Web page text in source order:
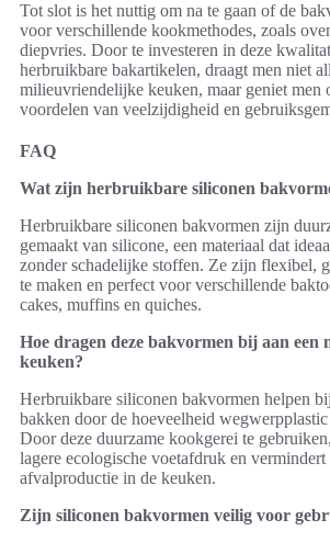
Tot slot is het nuttig om na te gaan of de
voor verschillende kookmethodes, zoals
diepvries. Door te investeren in deze
herbruikbare bakartikelen, draagt men niet
milieuvriendelijke keuken, maar geniet men
voordelen van veelzijdigheid en
FAQ
Wat zijn herbruikbare siliconen
Herbruikbare siliconen bakvormen zijn
gemaakt van silicone, een materiaal dat
zonder schadelijke stoffen. Ze zijn flexibel,
te maken en perfect voor verschillende
cakes, muffins en quiches.
Hoe dragen deze bakvormen bij aan een
keuken?
Herbruikbare siliconen bakvormen helpen
bakken door de hoeveelheid
Door deze duurzame kookgerei te
lagere ecologische voetafdruk en vermindert
afvalproductie in de keuken.
Zijn siliconen bakvormen veilig voor